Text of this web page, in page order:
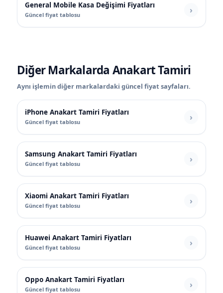
General Mobile Kasa Değişimi Fiyatları
Güncel fiyat tablosu
Diğer Markalarda Anakart Tamiri
Aynı işlemin diğer markalardaki güncel fiyat sayfaları.
iPhone Anakart Tamiri Fiyatları
Güncel fiyat tablosu
Samsung Anakart Tamiri Fiyatları
Güncel fiyat tablosu
Xiaomi Anakart Tamiri Fiyatları
Güncel fiyat tablosu
Huawei Anakart Tamiri Fiyatları
Güncel fiyat tablosu
Oppo Anakart Tamiri Fiyatları
Güncel fiyat tablosu